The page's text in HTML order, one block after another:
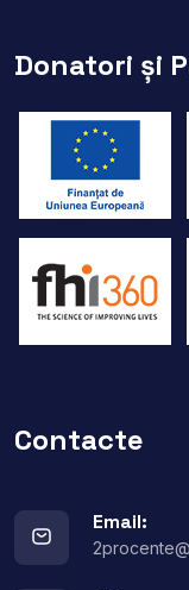
Donatori și
Contacte
Email: